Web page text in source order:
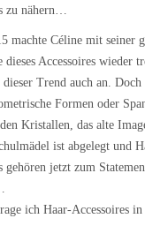
zu nähern…
machte Céline mit seiner
dieses Accessoires wieder
Trend auch an. Doch
Formen oder
Kristallen, das alte
ist abgelegt und
gehören jetzt zum
ich Haar-Accessoires in